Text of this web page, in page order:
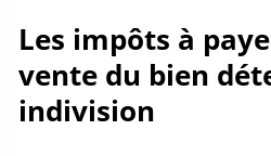
Les impôts à
vente du bien
indivision